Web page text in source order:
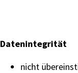
Datenintegrität
nicht